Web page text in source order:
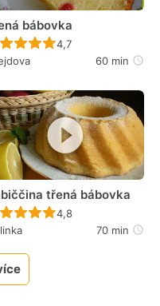
bábovka
Recept ještě nebyl
4,7
60 min
třená bábovka
Recept ještě nebyl
4,8
70 min